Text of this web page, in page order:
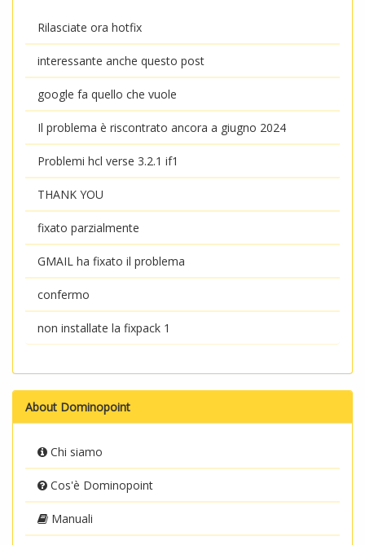
Rilasciate ora hotfix
interessante anche questo post
google fa quello che vuole
Il problema è riscontrato ancora a giugno 2024
Problemi hcl verse 3.2.1 if1
THANK YOU
fixato parzialmente
GMAIL ha fixato il problema
confermo
non installate la fixpack 1
About Dominopoint
Chi siamo
Cos'è Dominopoint
Manuali